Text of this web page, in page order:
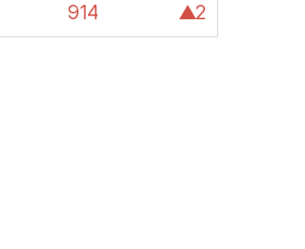
914 ▲2